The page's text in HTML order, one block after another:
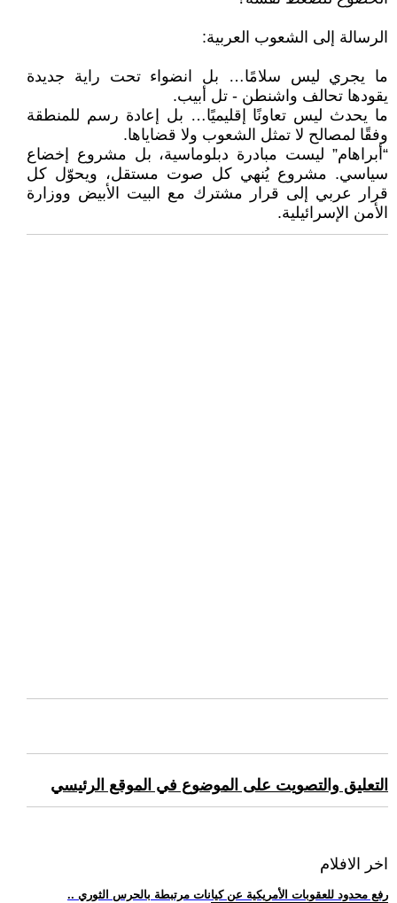
الرسالة إلى الشعوب العربية:
ما يجري ليس سلامًا… بل انضواء تحت راية جديدة
يقودها تحالف واشنطن - تل أبيب.
ما يحدث ليس تعاونًا إقليميًا… بل إعادة رسم للمنطقة
وفقًا لمصالح لا تمثل الشعوب ولا قضاياها.
“أبراهام” ليست مبادرة دبلوماسية، بل مشروع إخضاع
سياسي. مشروع يُنهي كل صوت مستقل، ويحوّل كل
قرار عربي إلى قرار مشترك مع البيت الأبيض ووزارة
الأمن الإسرائيلية.
التعليق والتصويت على الموضوع في الموقع الرئيسي
اخر الافلام
.. رفع محدود للعقوبات الأمريكية عن كيانات مرتبطة بالحرس الثوري